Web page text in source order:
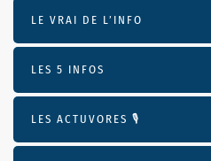
LE VRAI DE L’INFO
LES 5 INFOS
LES ACTUVORES 🎙